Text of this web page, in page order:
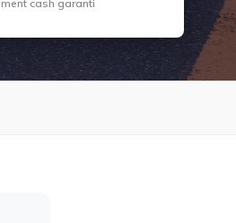
cash garanti